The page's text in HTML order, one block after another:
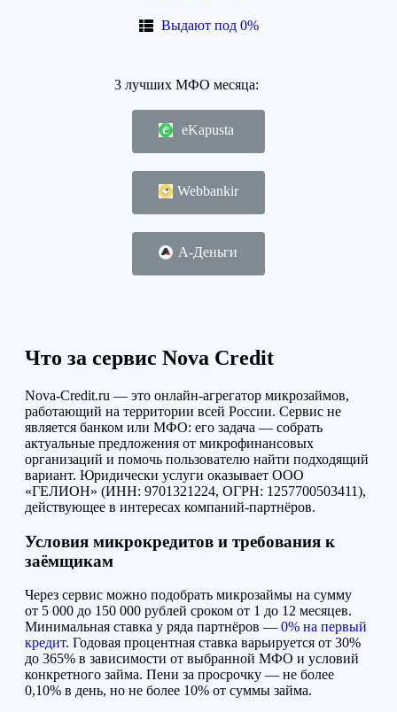
Выдают под 0%
3 лучших МФО месяца:
eKapusta
Webbankir
А-Деньги
Что за сервис Nova Credit
Nova-Credit.ru — это онлайн-агрегатор микрозаймов,
работающий на территории всей России. Сервис не
является банком или МФО: его задача — собрать
актуальные предложения от микрофинансовых
организаций и помочь пользователю найти подходящий
вариант. Юридически услуги оказывает ООО
«ГЕЛИОН» (ИНН: 9701321224, ОГРН: 1257700503411),
действующее в интересах компаний-партнёров.
Условия микрокредитов и требования к
заёмщикам
Через сервис можно подобрать микрозаймы на сумму
от 5 000 до 150 000 рублей сроком от 1 до 12 месяцев.
Минимальная ставка у ряда партнёров — 0% на первый
кредит. Годовая процентная ставка варьируется от 30%
до 365% в зависимости от выбранной МФО и условий
конкретного займа. Пени за просрочку — не более
0,10% в день, но не более 10% от суммы займа.